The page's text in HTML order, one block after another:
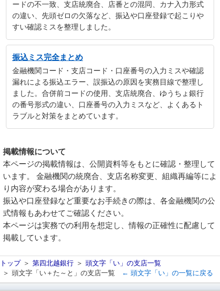
ードの不一致、支店統廃合、店番との混同、カナ入力形式
の違い、先頭ゼロの欠落など、振込や口座登録で起こりや
すい確認ミスを整理しました。
振込ミス完全まとめ
金融機関コード・支店コード・口座番号の入力ミスや確認
漏れによる振込エラー、誤振込の原因を実務目線で整理し
ました。合併前コードの使用、支店統廃合、ゆうちょ銀行
の番号形式の違い、口座番号の入力ミスなど、よくあるト
ラブルと対策をまとめています。
掲載情報について
本ページの掲載情報は、公開資料等をもとに確認・整理して
います。 金融機関の統廃合、支店名称変更、組織再編等によ
り内容が変わる場合があります。
振込や口座登録など重要なお手続きの際は、各金融機関の公
式情報もあわせてご確認ください。
本ページは実務での利用を想定し、情報の正確性に配慮して
掲載しています。
トップ 第四北越銀行
頭文字「い」の支店一覧
頭文字「い＋た～と」の支店一覧
← 頭文字「い」の一覧に戻る